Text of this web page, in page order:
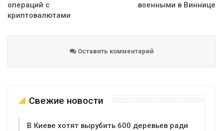
операций с
криптовалютами
военными в Виннице
Оставить комментарий
Свежие новости
В Киеве хотят вырубить 600 деревьев ради